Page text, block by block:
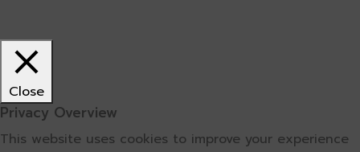
Close
Privacy Overview
This website uses cookies to improve your experience